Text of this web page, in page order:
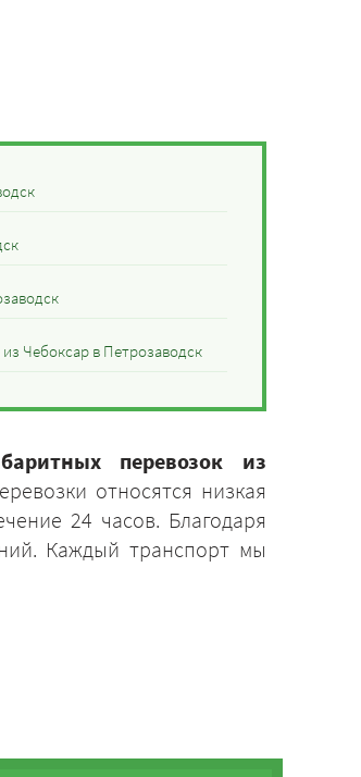
Чебоксар в Петрозаводск
перевозок из
относятся низкая
24 часов. Благодаря
Каждый транспорт мы